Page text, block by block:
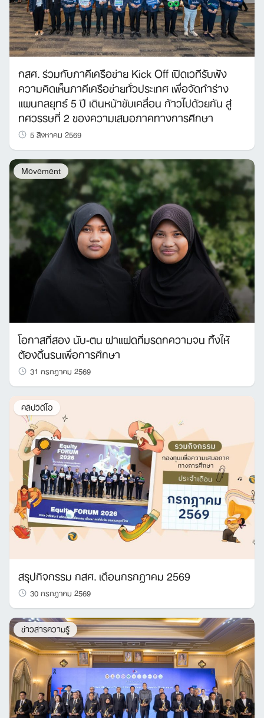
กสศ. ร่วมกับภาคีเครือข่าย Kick Off เปิดเวทีรับฟัง
ความคิดเห็นภาคีเครือข่ายทั่วประเทศ เพื่อจัดทำร่าง
แผนกลยุทธ์ 5 ปี เดินหน้าขับเคลื่อน ก้าวไปด้วยกัน สู่
ทศวรรษที่ 2 ของความเสมอภาคทางการศึกษา
5 สิงหาคม 2569
Movement
โอกาสที่สอง นับ-ตน ฝาแฝดที่มรดกความจน ทิ้งให้
ต้องดิ้นรนเพื่อการศึกษา
31 กรกฎาคม 2569
คลิปวิดีโอ
สรุปกิจกรรม กสศ. เดือนกรกฎาคม 2569
30 กรกฎาคม 2569
ข่าวสารความรู้